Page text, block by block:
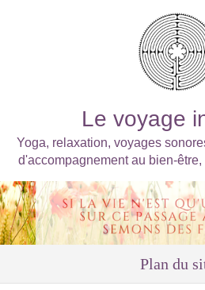
Le voyage
Yoga, relaxation, voyages
d'accompagnement au bien-
Plan du